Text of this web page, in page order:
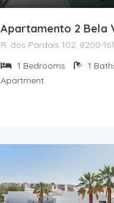
55.00 €/
50.00 €
Apartamento 2 Bela
1 Bedrooms 1
Apartment